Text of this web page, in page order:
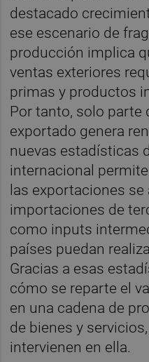
destacado
ese escenario de
producción implica
ventas exteriores
primas y productos
Por tanto, solo parte
exportado genera
nuevas estadísticas
internacional
las exportaciones se
importaciones de
como inputs
países puedan
Gracias a esas
cómo se reparte el
en una cadena de
de bienes y
intervienen en ella.